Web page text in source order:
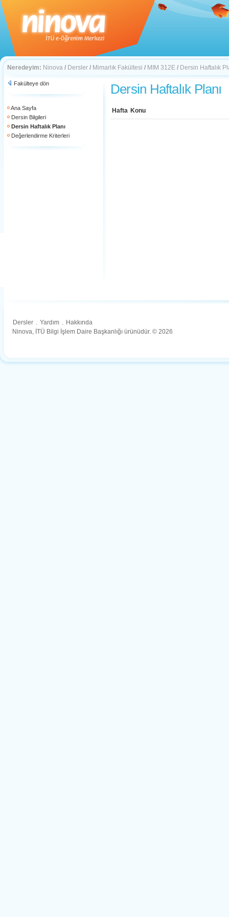
Neredeyim: Ninova / Dersler / Mimarlık Fakültesi / MIM 312E / Dersin Haftalık
Fakülteye dön
Ana Sayfa
Dersin Bilgileri
Dersin Haftalık Planı
Değerlendirme Kriterleri
Dersin Haftalık Planı
Hafta Konu
Dersler . Yardım . Hakkında
Ninova, İTÜ Bilgi İşlem Daire Başkanlığı ürünüdür. © 2026